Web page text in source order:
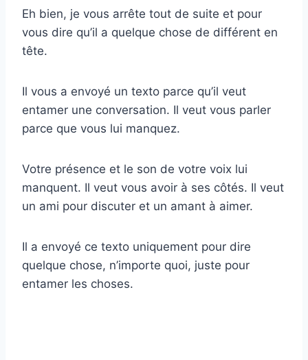
Eh bien, je vous arrête tout de suite et pour
vous dire qu’il a quelque chose de différent en
tête.
Il vous a envoyé un texto parce qu’il veut
entamer une conversation. Il veut vous parler
parce que vous lui manquez.
Votre présence et le son de votre voix lui
manquent. Il veut vous avoir à ses côtés. Il veut
un ami pour discuter et un amant à aimer.
Il a envoyé ce texto uniquement pour dire
quelque chose, n’importe quoi, juste pour
entamer les choses.